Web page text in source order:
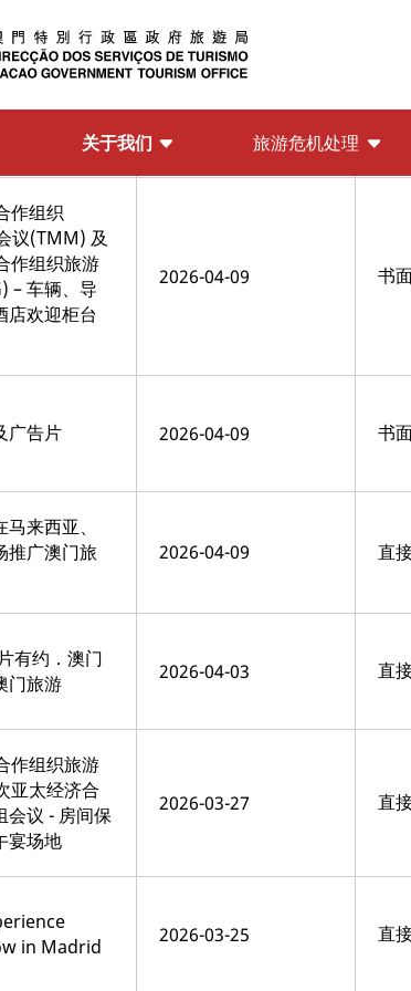
关于我们 旅游危机处理
计划”2026
饮界别及旅
2026-04-09 书
作组织
议(TMM) 及
作组织旅游
– 车辆、导
店欢迎柜台
2026-04-09 书
广告片 2026-04-09 书
来西亚、
推广澳门旅
2026-04-09 直
有约．澳门
门旅游
2026-04-03 直
作组织旅游
亚太经济合
会议 - 房间保
宴场地
2026-03-27 直
in Madrid
2026-03-25 直